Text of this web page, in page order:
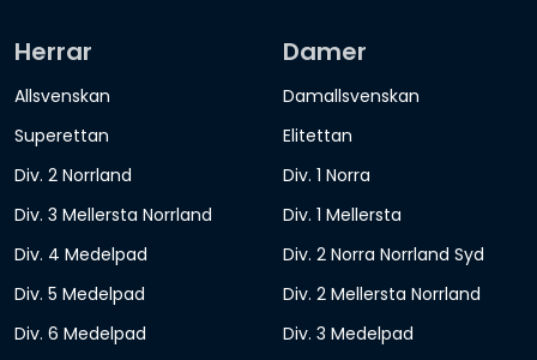
Herrar
Allsvenskan
Superettan
Div. 2 Norrland
Div. 3 Mellersta Norrland
Div. 4 Medelpad
Div. 5 Medelpad
Div. 6 Medelpad
Damer
Damallsvenskan
Elitettan
Div. 1 Norra
Div. 1 Mellersta
Div. 2 Norra Norrland Syd
Div. 2 Mellersta Norrland
Div. 3 Medelpad